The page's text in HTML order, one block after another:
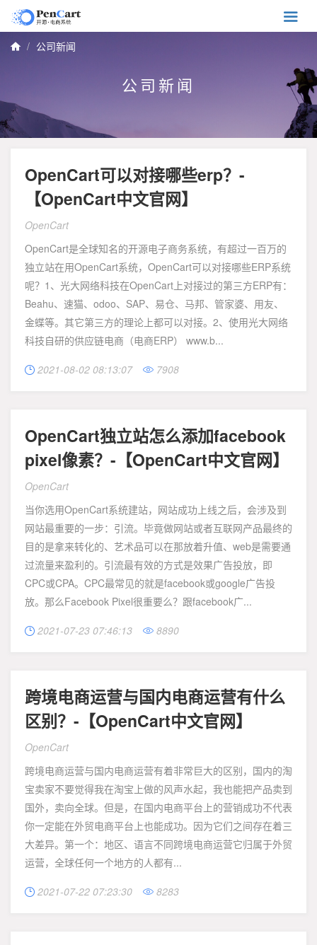

公司新闻
 公司新闻
OpenCart可以对接哪些erp？-
【OpenCart中文官网】
OpenCart
OpenCart是全球知名的开源电子商务系统，有超过一百万的
独立站在用OpenCart系统，OpenCart可以对接哪些ERP系统
呢？1、光大网络科技在OpenCart上对接过的第三方ERP有：
Beahu、速猫、odoo、SAP、易仓、马邦、管家婆、用友、
金蝶等。其它第三方的理论上都可以对接。2、使用光大网络
科技自研的供应链电商（电商ERP） www.b...
 2021-08-02 08:13:07  7908
OpenCart独立站怎么添加facebook
pixel像素？-【OpenCart中文官网】
OpenCart
当你选用OpenCart系统建站，网站成功上线之后，会涉及到
网站最重要的一步：引流。毕竟做网站或者互联网产品最终的
目的是拿来转化的、艺术品可以在那放着升值、web是需要通
过流量来盈利的。引流最有效的方式是效果广告投放，即
CPC或CPA。CPC最常见的就是facebook或google广告投
放。那么Facebook Pixel很重要么？跟facebook广...
 2021-07-23 07:46:13  8890
跨境电商运营与国内电商运营有什么
区别？-【OpenCart中文官网】
OpenCart
跨境电商运营与国内电商运营有着非常巨大的区别，国内的淘
宝卖家不要觉得我在淘宝上做的风声水起，我也能把产品卖到
国外，卖向全球。但是，在国内电商平台上的营销成功不代表
你一定能在外贸电商平台上也能成功。因为它们之间存在着三
大差异。第一个：地区、语言不同跨境电商运营它归属于外贸
运营，全球任何一个地方的人都有...
 2021-07-22 07:23:30  8283